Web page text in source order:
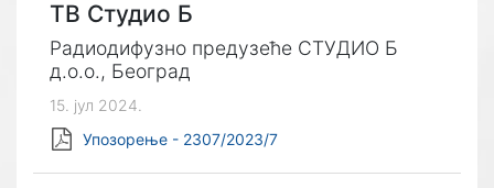
ТВ Студио Б
Радиодифузно предузеће СТУДИО Б
д.о.о., Београд
15. јул 2024.
Упозорење - 2307/2023/7